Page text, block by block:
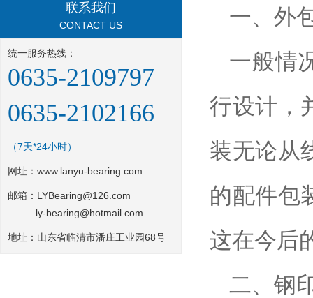
联系我们
CONTACT US
统一服务热线：
0635-2109797
0635-2102166
（7天*24小时）
网址： www.lanyu-bearing.com
邮箱：LYBearing@126.com
ly-bearing@hotmail.com
地址：山东省临清市潘庄工业园68号
一、外
一般情
行设计，
装无论从
的配件包
这在今后
二、钢